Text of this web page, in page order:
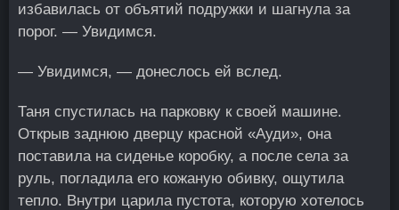
избавилась от объятий подружки и шагнула за
порог. — Увидимся.
— Увидимся, — донеслось ей вслед.
Таня спустилась на парковку к своей машине.
Открыв заднюю дверцу красной «Ауди», она
поставила на сиденье коробку, а после села за
руль, погладила его кожаную обивку, ощутила
тепло. Внутри царила пустота, которую хотелось